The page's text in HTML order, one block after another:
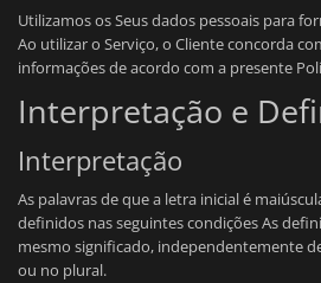
Utilizamos os Seus dados pessoais para
Ao utilizar o Serviço, o Cliente concorda
informações de acordo com a presente
Interpretação e
Interpretação
As palavras de que a letra inicial é
definidos nas seguintes condições As
mesmo significado, independentemente
ou no plural.